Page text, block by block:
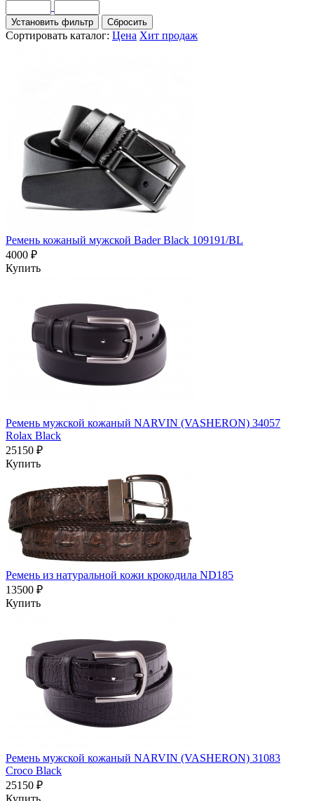
Сортировать каталог: Цена Хит продаж
Ремень кожаный мужской Bader Black 109191/BL
4000 ₽
Купить
Ремень мужской кожаный NARVIN (VASHERON) 34057
Rolax Black
25150 ₽
Купить
Ремень из натуральной кожи крокодила ND185
13500 ₽
Купить
Ремень мужской кожаный NARVIN (VASHERON) 31083
Croco Black
25150 ₽
Купить